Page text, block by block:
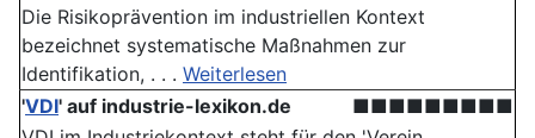
Die Risikoprävention im industriellen Kontext
bezeichnet systematische Maßnahmen zur
Identifikation, . . . Weiterlesen
'VDI' auf industrie-lexikon.de
■■■■■■■■■